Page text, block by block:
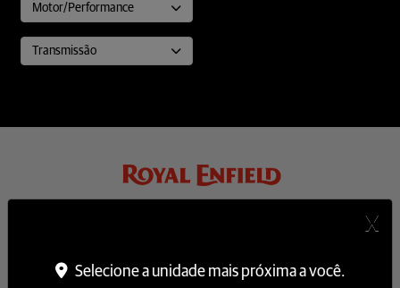
Motor/Performance
Transmissão
Novos
X
Selecione a unidade mais próxima a você.